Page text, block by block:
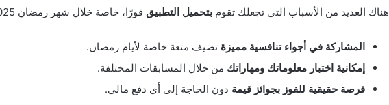
هناك العديد من الأسباب التي تجعلك تقوم بتحميل التطبيق فورًا، خاصة خلال شهر رمضان 2025:
المشاركة في أجواء تنافسية مميزة تضيف متعة خاصة لأيام رمضان.
إمكانية اختبار معلوماتك ومهاراتك من خلال المسابقات المختلفة.
فرصة حقيقية للفوز بجوائز قيمة دون الحاجة إلى أي دفع مالي.